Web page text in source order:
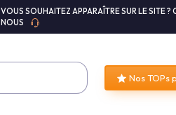
VOUS SOUHAITEZ APPARAÎTRE SUR LE SITE ?
NOUS
Nos TOPs